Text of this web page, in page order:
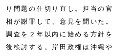
り問題の仕切り直し。担当の
相が謝罪して、意見を聞いた
調査を２年以内に始める方針
後検討する。岸田政権は沖縄